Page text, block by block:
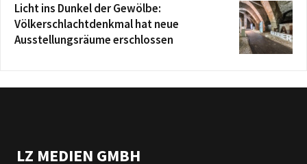
Licht ins Dunkel der Gewölbe:
Völkerschlachtdenkmal hat neue
Ausstellungsräume erschlossen
LZ MEDIEN GMBH